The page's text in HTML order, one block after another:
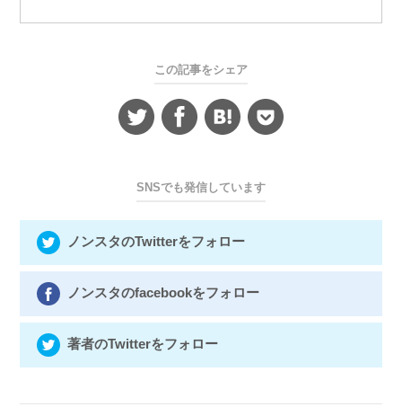
この記事をシェア
SNSでも発信しています
ノンスタのTwitterをフォロー
ノンスタのfacebookをフォロー
著者のTwitterをフォロー